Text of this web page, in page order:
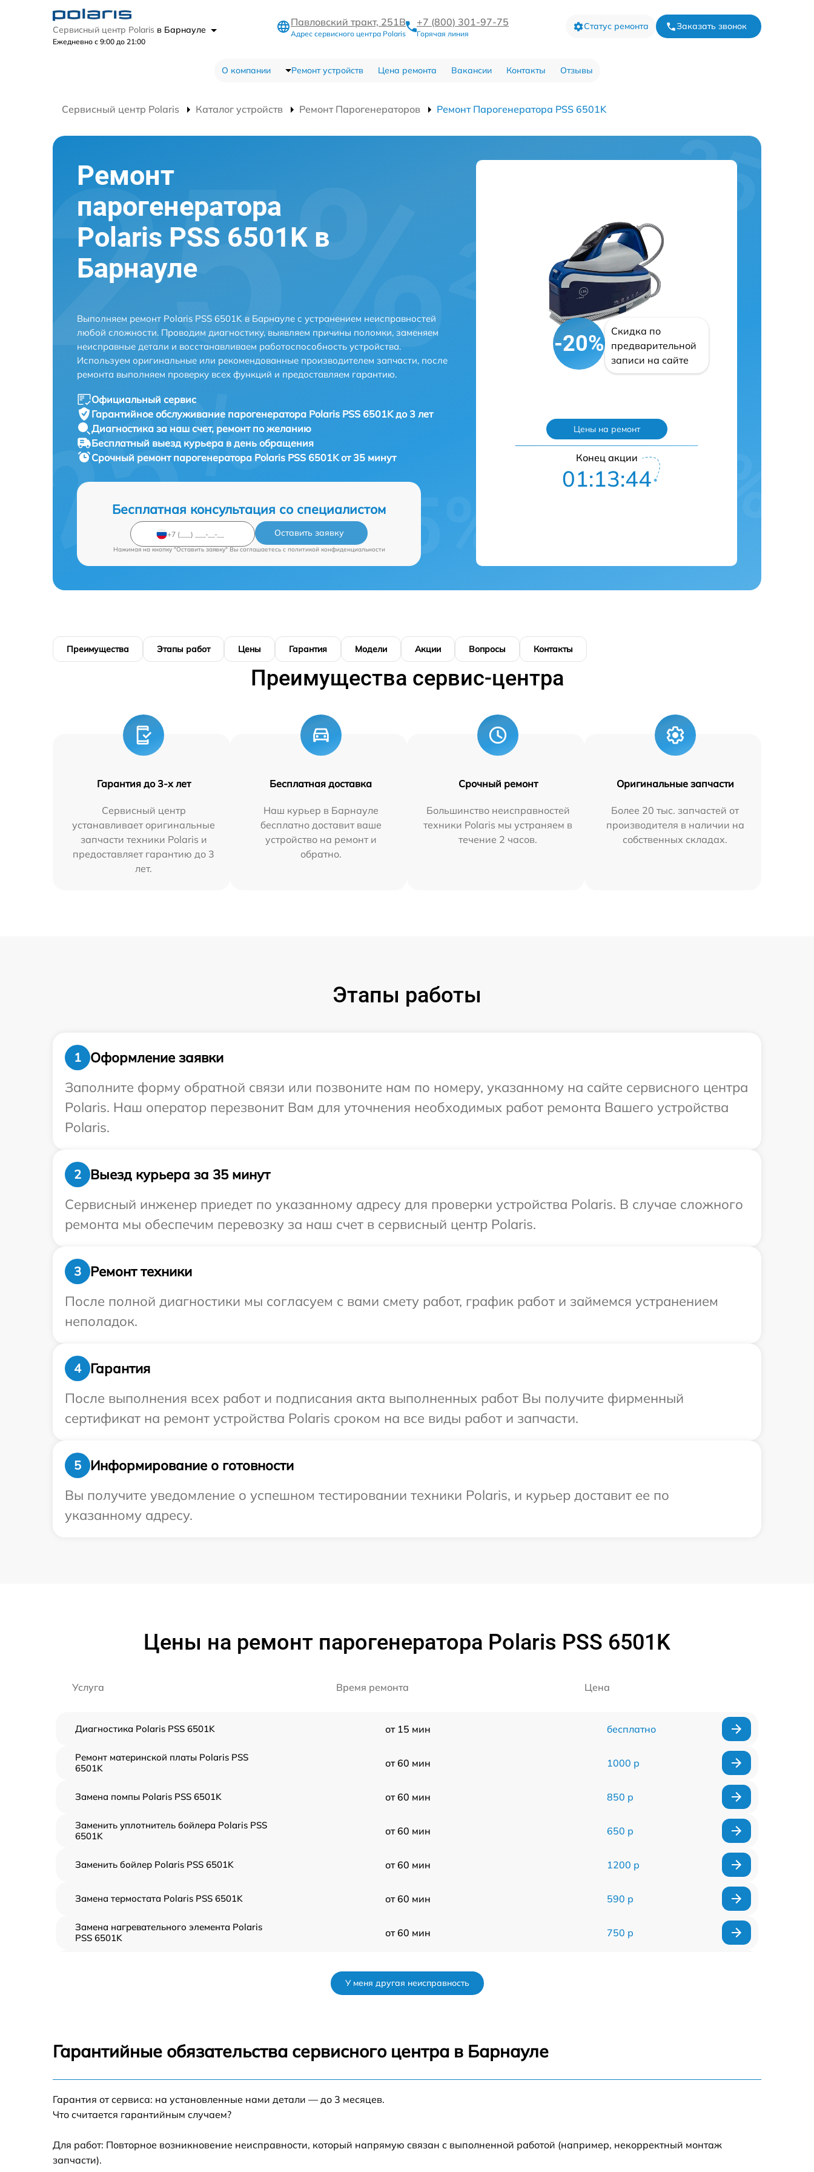
Сервисный центр Polaris в Барнауле
Ежедневно с 9:00 до 21:00
Павловский тракт, 251В
Адрес сервисного центра Polaris
+7 (800) 301-97-75
Горячая линия
Статус ремонта Заказать звонок
О компании Ремонт устройств Цена ремонта Вакансии Контакты Отзывы
Сервисный центр Polaris Каталог устройств Ремонт Парогенераторов Ремонт Парогенератора PSS 6501K
Ремонт
парогенератора
Polaris PSS 6501K в
Барнауле
Выполняем ремонт Polaris PSS 6501K в Барнауле с устранением неисправностей
любой сложности. Проводим диагностику, выявляем причины поломки, заменяем
неисправные детали и восстанавливаем работоспособность устройства.
Используем оригинальные или рекомендованные производителем запчасти, после
ремонта выполняем проверку всех функций и предоставляем гарантию.
Официальный сервис
Гарантийное обслуживание парогенератора Polaris PSS 6501K до 3 лет
Диагностика за наш счет, ремонт по желанию
Бесплатный выезд курьера в день обращения
Срочный ремонт парогенератора Polaris PSS 6501K от 35 минут
Бесплатная консультация со специалистом
Оставить заявку
Нажимая на кнопку "Оставить заявку" Вы соглашаетесь c политикой конфиденциальности
-20%
Скидка по
предварительной
записи на сайте
Цены на ремонт
Конец акции
01:13:42
Преимущества Этапы работ Цены Гарантия Модели Акции Вопросы Контакты
Преимущества сервис-центра
Гарантия до 3-х лет
Сервисный центр
устанавливает оригинальные
запчасти техники Polaris и
предоставляет гарантию до 3
лет.
Бесплатная доставка
Наш курьер в Барнауле
бесплатно доставит ваше
устройство на ремонт и
обратно.
Срочный ремонт
Большинство неисправностей
техники Polaris мы устраняем в
течение 2 часов.
Оригинальные запчасти
Более 20 тыс. запчастей от
производителя в наличии на
собственных складах.
Этапы работы
1
Оформление заявки
Заполните форму обратной связи или позвоните нам по номеру, указанному на сайте сервисного центра
Polaris. Наш оператор перезвонит Вам для уточнения необходимых работ ремонта Вашего устройства
Polaris.
2
Выезд курьера за 35 минут
Сервисный инженер приедет по указанному адресу для проверки устройства Polaris. В случае сложного
ремонта мы обеспечим перевозку за наш счет в сервисный центр Polaris.
3
Ремонт техники
После полной диагностики мы согласуем с вами смету работ, график работ и займемся устранением
неполадок.
4
Гарантия
После выполнения всех работ и подписания акта выполненных работ Вы получите фирменный
сертификат на ремонт устройства Polaris сроком на все виды работ и запчасти.
5
Информирование о готовности
Вы получите уведомление о успешном тестировании техники Polaris, и курьер доставит ее по
указанному адресу.
Цены на ремонт парогенератора Polaris PSS 6501K
Услуга Время ремонта Цена
Диагностика Polaris PSS 6501K от 15 мин бесплатно
Ремонт материнской платы Polaris PSS
6501K
от 60 мин 1000 р
Замена помпы Polaris PSS 6501K от 60 мин 850 р
Заменить уплотнитель бойлера Polaris PSS
6501K
от 60 мин 650 р
Заменить бойлер Polaris PSS 6501K от 60 мин 1200 р
Замена термостата Polaris PSS 6501K от 60 мин 590 р
Замена нагревательного элемента Polaris
PSS 6501K
от 60 мин 750 р
Корпусный ремонт (замена резинок,
креплений, кнопок) Polaris PSS 6501K
У меня другая неисправность
Гарантийные обязательства сервисного центра в Барнауле
Гарантия от сервиса: на установленные нами детали — до 3 месяцев.
Что считается гарантийным случаем?
Для работ: Повторное возникновение неисправности, который напрямую связан с выполненной работой (например, некорректный монтаж
запчасти).